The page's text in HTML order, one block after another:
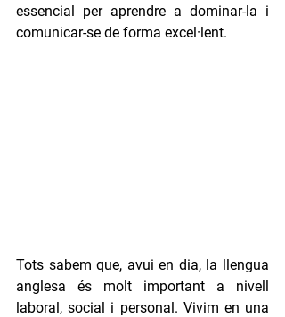
essencial per aprendre a dominar-la i
comunicar-se de forma excel·lent.
Tots sabem que, avui en dia, la llengua
anglesa és molt important a nivell
laboral, social i personal. Vivim en una